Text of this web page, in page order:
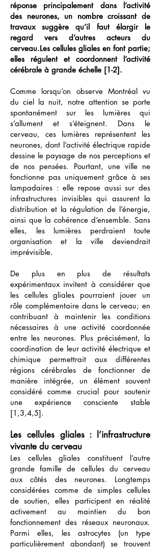
réponse principalement dans l’activité
des neurones, un nombre croissant de
travaux suggère qu’il faut élargir le
regard vers d’autres acteurs du
cerveau.Les cellules gliales en font partie;
elles régulent et coordonnent l’activité
cérébrale à grande échelle [1-2].
Comme lorsqu’on observe Montréal vu
du ciel la nuit, notre attention se porte
spontanément sur les lumières qui
s’allument et s’éteignent. Dans le
cerveau, ces lumières représentent les
neurones, dont l’activité électrique rapide
dessine le paysage de nos perceptions et
de nos pensées. Pourtant, une ville ne
fonctionne pas uniquement grâce à ses
lampadaires : elle repose aussi sur des
infrastructures invisibles qui assurent la
distribution et la régulation de l’énergie,
ainsi que la cohérence d’ensemble. Sans
elles, les lumières perdraient toute
organisation et la ville deviendrait
imprévisible.
De plus en plus de résultats
expérimentaux invitent à considérer que
les cellules gliales pourraient jouer un
rôle complémentaire dans le cerveau; en
contribuant à maintenir les conditions
nécessaires à une activité coordonnée
entre les neurones. Plus précisément, la
coordination de leur activité électrique et
chimique permettrait aux différentes
régions cérébrales de fonctionner de
manière intégrée, un élément souvent
considéré comme crucial pour soutenir
une expérience consciente stable
[1,3,4,5].
Les cellules gliales : l’infrastructure
vivante du cerveau
Les cellules gliales constituent l’autre
grande famille de cellules du cerveau
aux côtés des neurones. Longtemps
considérées comme de simples cellules
de soutien, elles participent en réalité
activement au maintien du bon
fonctionnement des réseaux neuronaux.
Parmi elles, les astrocytes (un type
particulièrement abondant) se trouvent